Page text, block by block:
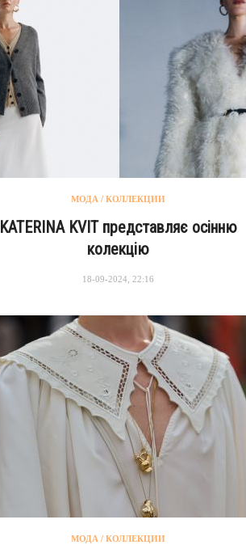
МОДА / КОЛЛЕКЦИИ
KATERINA KVIT представляє осінню
колекцію
18-09-2024, 22:16
МОДА / КОЛЛЕКЦИИ